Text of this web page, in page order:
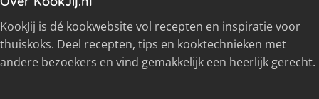
KookJij is dé kookwebsite vol recepten en inspiratie voor
thuiskoks. Deel recepten, tips en kooktechnieken met
andere bezoekers en vind gemakkelijk een heerlijk gerecht.